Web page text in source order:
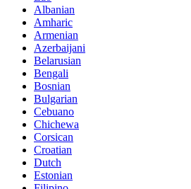
Albanian
Amharic
Armenian
Azerbaijani
Belarusian
Bengali
Bosnian
Bulgarian
Cebuano
Chichewa
Corsican
Croatian
Dutch
Estonian